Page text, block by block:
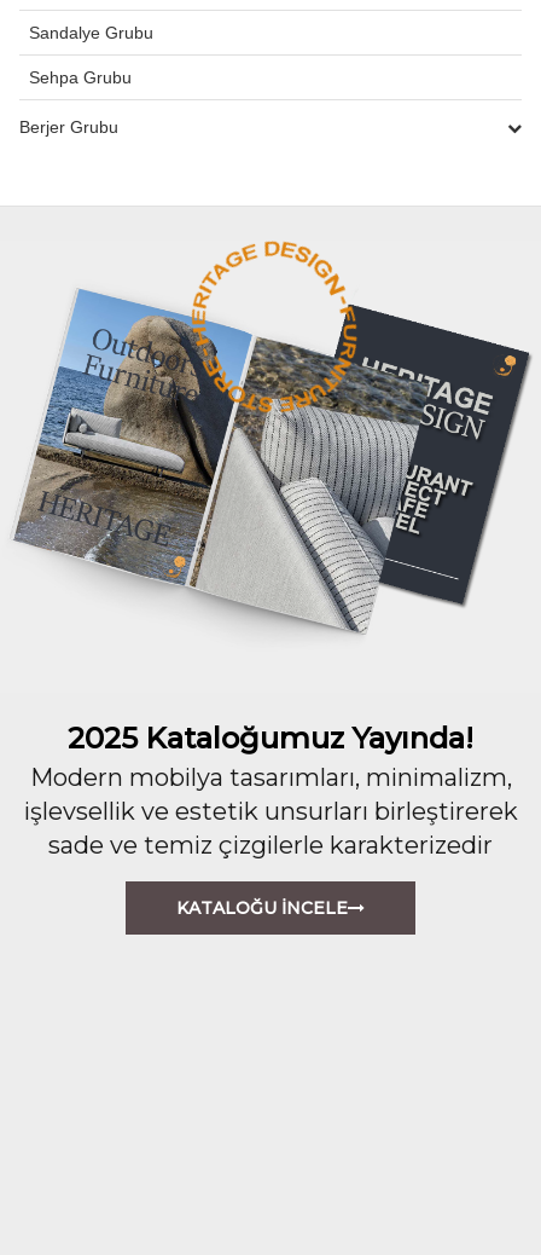
Sandalye Grubu
Sehpa Grubu
Berjer Grubu
2025 Kataloğumuz Yayında!
Modern mobilya tasarımları, minimalizm,
işlevsellik ve estetik unsurları birleştirerek
sade ve temiz çizgilerle karakterizedir
KATALOĞU İNCELE